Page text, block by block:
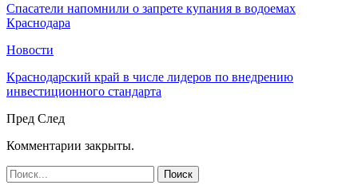
Спасатели напомнили о запрете купания в водоемах
Краснодара
Новости
Краснодарский край в числе лидеров по внедрению
инвестиционного стандарта
Пред След
Комментарии закрыты.